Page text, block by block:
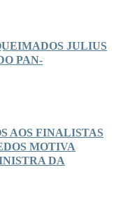
JULIUS
PAN-
AOS FINALISTAS
MOTIVA
DA